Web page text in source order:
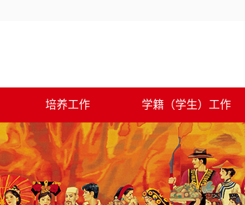
培养工作 学籍（学生）工作